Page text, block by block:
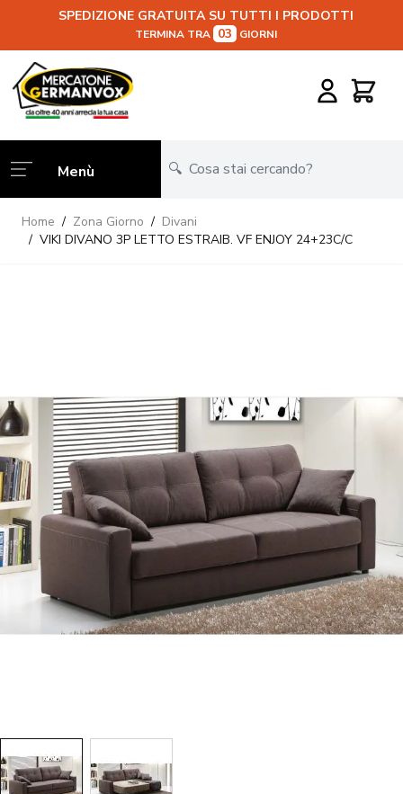
SPEDIZIONE GRATUITA SU TUTTI I PRODOTTI
TERMINA TRA 03 GIORNI
Salta al contenuto
Carrello
Menù
Home / Zona Giorno / Divani
/ VIKI DIVANO 3P LETTO ESTRAIB. VF ENJOY 24+23C/C